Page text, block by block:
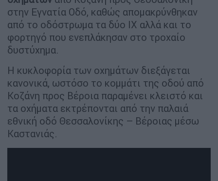
στην Εγνατία Οδό, καθώς απομακρύνθηκαν
από το οδόστρωμα τα δύο ΙΧ αλλά και το
φορτηγό που ενεπλάκησαν στο τροχαίο
δυστύχημα.
Η κυκλοφορία των οχημάτων διεξάγεται
κανονικά, ωστόσο το κομμάτι της οδού από
Κοζάνη προς Βέροια παραμένει κλειστό και
τα οχήματα εκτρέπονται από την παλαιά
εθνική οδό Θεσσαλονίκης – Βέροιας μέσω
Καστανιάς.